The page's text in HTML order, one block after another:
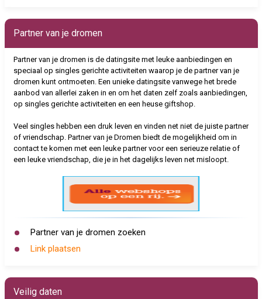
Partner van je dromen
Partner van je dromen is de datingsite met leuke aanbiedingen en
speciaal op singles gerichte activiteiten waarop je de partner van je
dromen kunt ontmoeten. Een unieke datingsite vanwege het brede
aanbod van allerlei zaken in en om het daten zelf zoals aanbiedingen,
op singles gerichte activiteiten en een heuse giftshop.
Veel singles hebben een druk leven en vinden net niet de juiste partner
of vriendschap. Partner van je Dromen biedt de mogelijkheid om in
contact te komen met een leuke partner voor een serieuze relatie of
een leuke vriendschap, die je in het dagelijks leven net misloopt.
Partner van je dromen zoeken
Link plaatsen
Veilig daten